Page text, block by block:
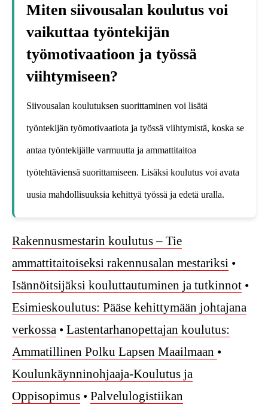
Miten siivousalan koulutus voi
vaikuttaa työntekijän
työmotivaatioon ja työssä
viihtymiseen?
Siivousalan koulutuksen suorittaminen voi lisätä
työntekijän työmotivaatiota ja työssä viihtymistä, koska se
antaa työntekijälle varmuutta ja ammattitaitoa
työtehtäviensä suorittamiseen. Lisäksi koulutus voi avata
uusia mahdollisuuksia kehittyä työssä ja edetä uralla.
Rakennusmestarin koulutus – Tie
ammattitaitoiseksi rakennusalan mestariksi •
Isännöitsijäksi kouluttautuminen ja tutkinnot •
Esimieskoulutus: Pääse kehittymään johtajana
verkossa • Lastentarhanopettajan koulutus:
Ammatillinen Polku Lapsen Maailmaan •
Koulunkäynninohjaaja-Koulutus ja
Oppisopimus • Palvelulogistiikan